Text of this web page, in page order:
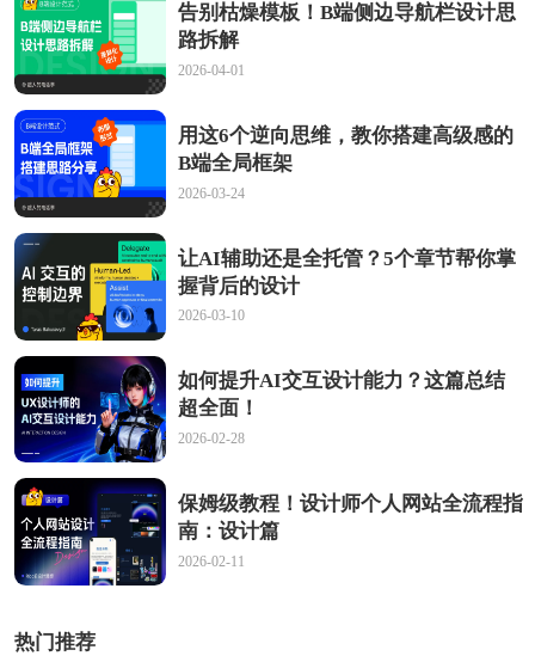
告别枯燥模板！B端侧边导航栏设计思
路拆解
2026-04-01
用这6个逆向思维，教你搭建高级感的
B端全局框架
2026-03-24
让AI辅助还是全托管？5个章节帮你掌
握背后的设计
2026-03-10
如何提升AI交互设计能力？这篇总结
超全面！
2026-02-28
保姆级教程！设计师个人网站全流程指
南：设计篇
2026-02-11
热门推荐